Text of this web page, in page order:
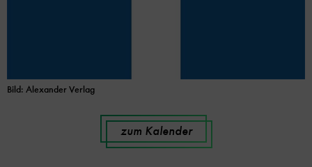
Bild: Alexander Verlag
zum Kalender